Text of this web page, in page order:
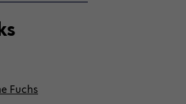
Fuchs